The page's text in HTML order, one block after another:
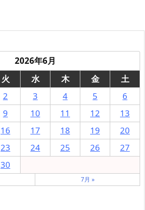
2026年6月
火 水 木 金
土
2 3 4 5
6
9 10 11 12
13
16 17 18 19
20
23 24 25 26
27
30
7月 »